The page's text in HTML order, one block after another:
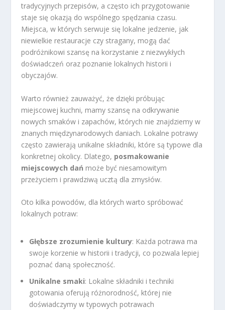
tradycyjnych przepisów, a często ich przygotowanie
staje się okazją do wspólnego spędzania czasu.
Miejsca, w których serwuje się lokalne jedzenie, jak
niewielkie restauracje czy stragany, mogą dać
podróżnikowi szansę na korzystanie z niezwykłych
doświadczeń oraz poznanie lokalnych historii i
obyczajów.
Warto również zauważyć, że dzięki próbując
miejscowej kuchni, mamy szansę na odkrywanie
nowych smaków i zapachów, których nie znajdziemy w
znanych międzynarodowych daniach. Lokalne potrawy
często zawierają unikalne składniki, które są typowe dla
konkretnej okolicy. Dlatego, posmakowanie
miejscowych dań może być niesamowitym
przeżyciem i prawdziwą ucztą dla zmysłów.
Oto kilka powodów, dla których warto spróbować
lokalnych potraw:
Głębsze zrozumienie kultury: Każda potrawa ma
swoje korzenie w historii i tradycji, co pozwala lepiej
poznać daną społeczność.
Unikalne smaki: Lokalne składniki i techniki
gotowania oferują różnorodność, której nie
doświadczymy w typowych potrawach